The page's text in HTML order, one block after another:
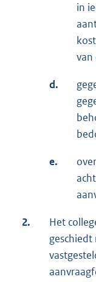
in
van
d.
e.
2.
Het